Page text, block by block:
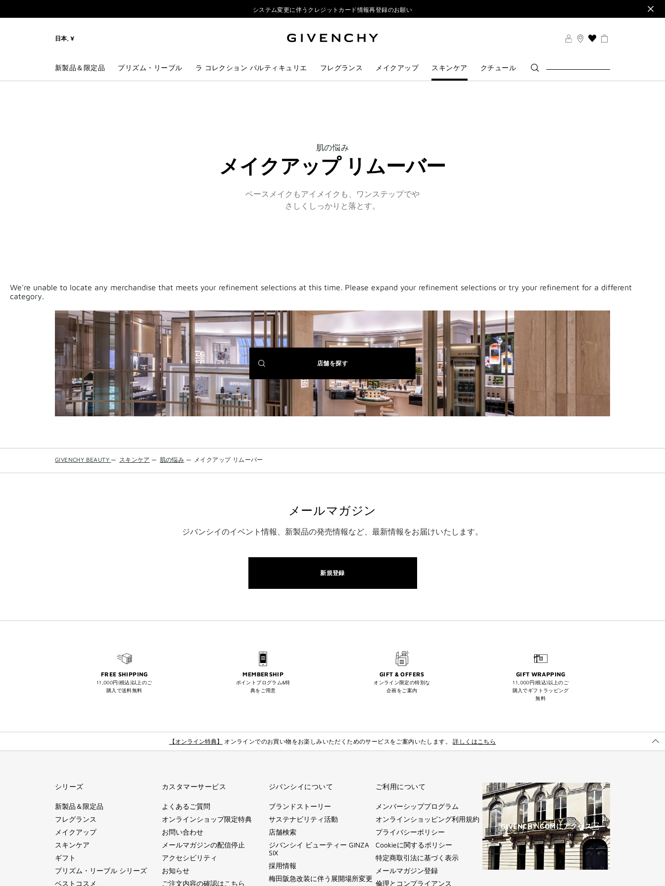
システム変更に伴うクレジットカード情報再登録のお願い
ジバンシイ製品のご購入でポーチをプレゼント
システム変更に伴うクレジットカード情報再登録のお願い
日本, ¥
THIS
TAKE
新製品＆限定品 プリズム・リーブル ラ コレクション パルティキュリエ フレグランス メイクアップ スキンケア クチュール
THIS
ACTION
WILL
OPEN
PAGE
肌の悩み
メイクアップ リムーバー
ベースメイクもアイメイクも、ワンステップでや
さしくしっかりと落とす。
We're unable to locate any merchandise that meets your refinement selections at this time. Please expand your refinement selections or try your refinement for a different
category.
店舗を探す(NEW
WINDOW)
GIVENCHY BEAUTY — スキンケア — 肌の悩み — メイクアップ リムーバー
メールマガジン
ジバンシイのイベント情報、新製品の発売情報など、最新情報をお届けいたします。
新規登録
FREE SHIPPING
11,000円(税込)以上のご
購入で送料無料
MEMBERSHIP
ポイントプログラム&特
典をご用意
GIFT & OFFERS
オンライン限定の特別な
企画をご案内
GIFT WRAPPING
11,000円(税込)以上のご
購入でギフトラッピング
無料
【オンライン特典】 オンラインでのお買い物をお楽しみいただくためのサービスをご案内いたします。詳しくはこちら
詳
シリーズ
新製品＆限定品
フレグランス
メイクアップ
スキンケア
ギフト
プリズム・リーブル シリーズ
ベストコスメ
カスタマーサービス
よくあるご質問
オンラインショップ限定特典
お問い合わせ
メールマガジンの配信停止
アクセシビリティ
お知らせ
ご注文内容の確認はこちら
ジバンシイについて
ブランドストーリー
サステナビリティ活動
店舗検索
ジバンシイ ビューティー GINZA
SIX
採用情報
梅田阪急改装に伴う展開場所変更
ご利用について
メンバーシッププログラム
オンラインショッピング利用規約
プライバシーポリシー
Cookieに関するポリシー
特定商取引法に基づく表示
メールマガジン登録
倫理とコンプライアンス
GIVENCHY.COMにアクセス